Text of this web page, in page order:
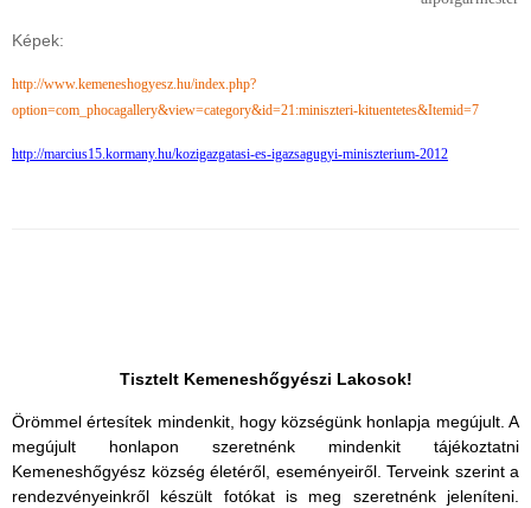
Képek:
http://www.kemeneshogyesz.hu/index.php?
option=com_phocagallery&view=category&id=21:miniszteri-kituentetes&Itemid=7
http://marcius15.kormany.hu/kozigazgatasi-es-igazsagugyi-miniszterium-2012
Tisztelt Kemeneshőgyészi Lakosok!
Örömmel értesítek mindenkit, hogy községünk honlapja megújult. A
megújult honlapon szeretnénk mindenkit tájékoztatni
Kemeneshőgyész község életéről, eseményeiről. Terveink szerint a
rendezvényeinkről készült fotókat is meg szeretnénk jeleníteni.